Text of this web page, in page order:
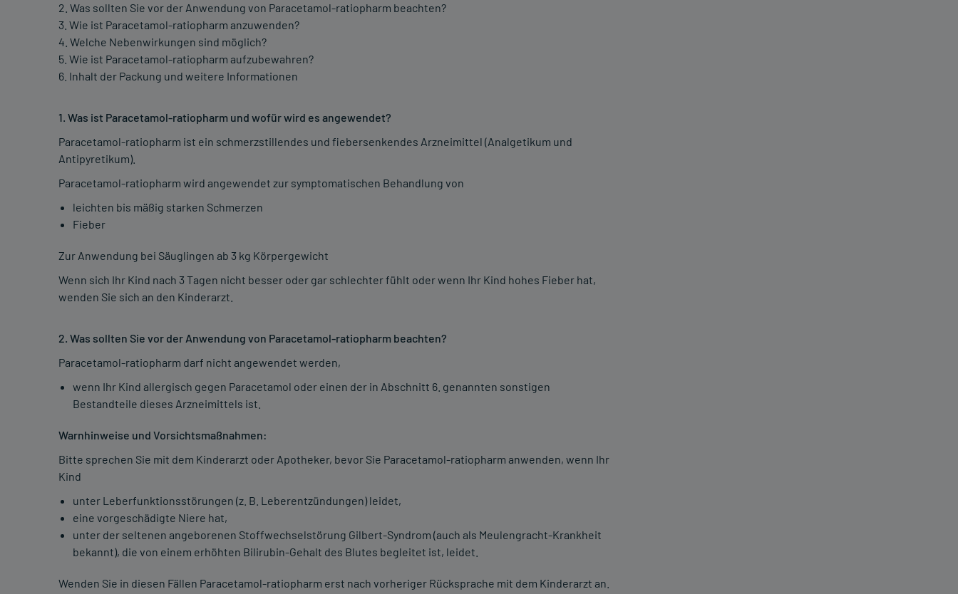
2. Was sollten Sie vor der Anwendung von Paracetamol-ratiopharm beachten?
3. Wie ist Paracetamol-ratiopharm anzuwenden?
4. Welche Nebenwirkungen sind möglich?
5. Wie ist Paracetamol-ratiopharm aufzubewahren?
6. Inhalt der Packung und weitere Informationen
1. Was ist Paracetamol-ratiopharm und wofür wird es angewendet?
Paracetamol-ratiopharm ist ein schmerzstillendes und fiebersenkendes Arzneimittel (Analgetikum und
Antipyretikum).
Paracetamol-ratiopharm wird angewendet zur symptomatischen Behandlung von
leichten bis mäßig starken Schmerzen
Fieber
Zur Anwendung bei Säuglingen ab 3 kg Körpergewicht
Wenn sich Ihr Kind nach 3 Tagen nicht besser oder gar schlechter fühlt oder wenn Ihr Kind hohes Fieber hat,
wenden Sie sich an den Kinderarzt.
2. Was sollten Sie vor der Anwendung von Paracetamol-ratiopharm beachten?
Paracetamol-ratiopharm darf nicht angewendet werden,
wenn Ihr Kind allergisch gegen Paracetamol oder einen der in Abschnitt 6. genannten sonstigen
Bestandteile dieses Arzneimittels ist.
Warnhinweise und Vorsichtsmaßnahmen:
Bitte sprechen Sie mit dem Kinderarzt oder Apotheker, bevor Sie Paracetamol-ratiopharm anwenden, wenn Ihr
Kind
unter Leberfunktionsstörungen (z. B. Leberentzündungen) leidet,
eine vorgeschädigte Niere hat,
unter der seltenen angeborenen Stoffwechselstörung Gilbert-Syndrom (auch als Meulengracht-Krankheit
bekannt), die von einem erhöhten Bilirubin-Gehalt des Blutes begleitet ist, leidet.
Wenden Sie in diesen Fällen Paracetamol-ratiopharm erst nach vorheriger Rücksprache mit dem Kinderarzt an.